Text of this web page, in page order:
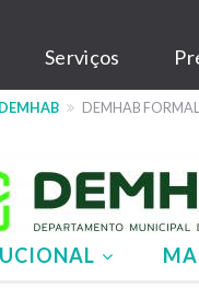
Serviços
DEMHAB DEMHAB